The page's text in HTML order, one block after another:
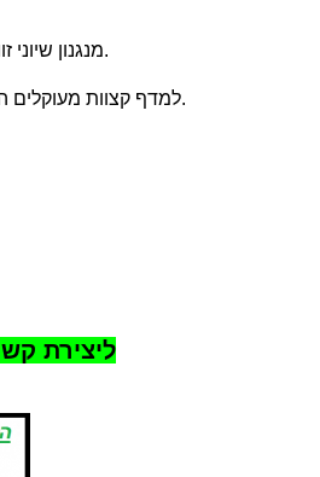
מנגנון שיוני זווית למדף עם נעילה פשוטה.
למדף קצוות מעוקלים המוניעים החלקה של המוצר.
ליצירת